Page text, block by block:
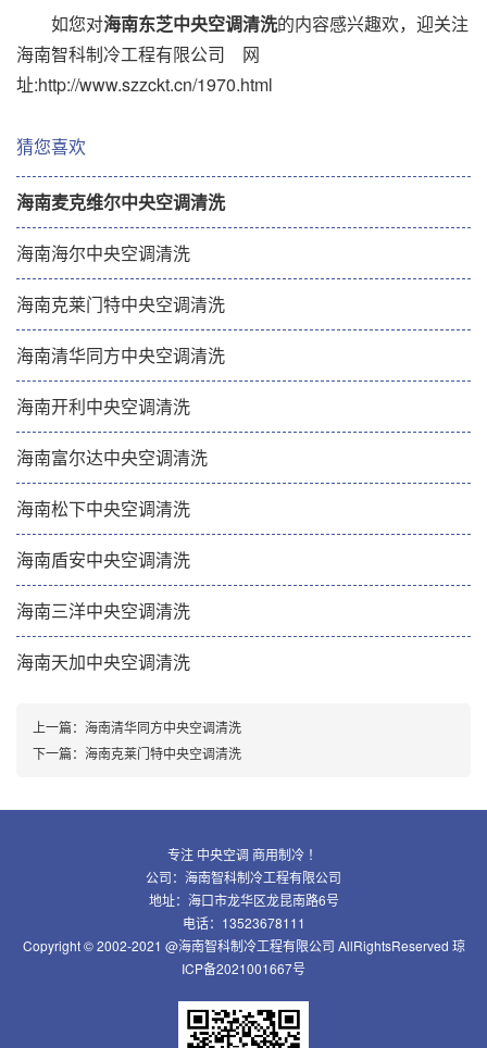
如您对海南东芝中央空调清洗的内容感兴趣欢，迎关注
海南智科制冷工程有限公司 网
址:http://www.szzckt.cn/1970.html
猜您喜欢
海南麦克维尔中央空调清洗
海南海尔中央空调清洗
海南克莱门特中央空调清洗
海南清华同方中央空调清洗
海南开利中央空调清洗
海南富尔达中央空调清洗
海南松下中央空调清洗
海南盾安中央空调清洗
海南三洋中央空调清洗
海南天加中央空调清洗
上一篇： 海南清华同方中央空调清洗
下一篇： 海南克莱门特中央空调清洗
专注 中央空调 商用制冷 ！
公司：海南智科制冷工程有限公司
地址：海口市龙华区龙昆南路6号
电话：13523678111
Copyright © 2002-2021 @海南智科制冷工程有限公司 AllRightsReserved 琼
ICP备2021001667号